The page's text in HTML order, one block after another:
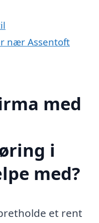
nær Assentoft
med
i
med?
et rent